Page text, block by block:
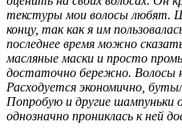
текстуры мои волосы любят.
концу, так как я им
последнее время можно
масляные маски и просто
достаточно бережно. Волосы
Расходуется экономично,
Попробую и другие
однозначно прониклась к ней